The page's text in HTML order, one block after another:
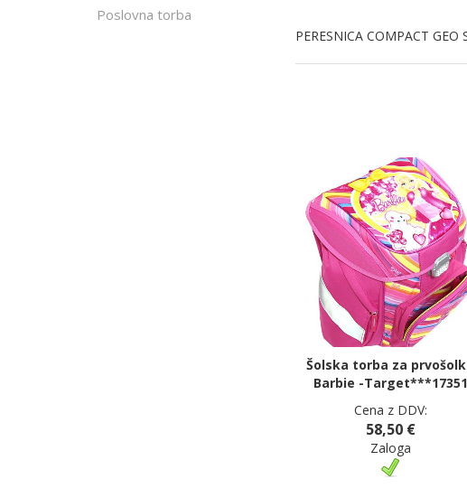
Poslovna torba
PERESNICA COMPACT
Šolska torba za
Barbie -Target***17351
Cena z DDV:
58,50 €
Zaloga